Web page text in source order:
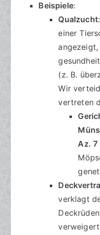
Beispiele:
Qualzucht
einer
(z. B.
Wir
vertreten
Az. 7
verklagt